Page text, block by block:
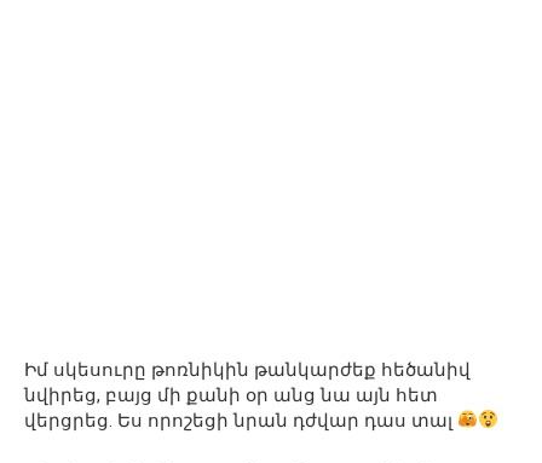
Իմ սկեսուրը թոռնիկին թանկարժեք հեծանիվ
նվիրեց, բայց մի քանի օր անց նա այն հետ
վերցրեց. Ես որոշեցի նրան դժվար դաս տալ